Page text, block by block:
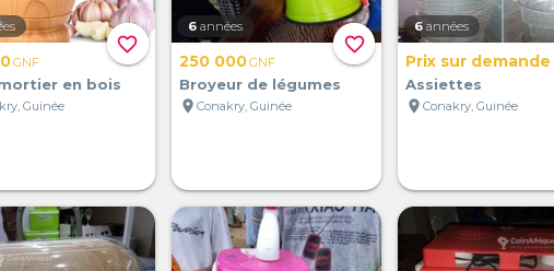
favorite_border
GNF
en bois
Guinée
favorite_border
6 années
250 000GNF
Broyeur de légumes
location_on Conakry, Guinée
6 années
Prix sur demande
Assiettes
location_onConakry, Guinée